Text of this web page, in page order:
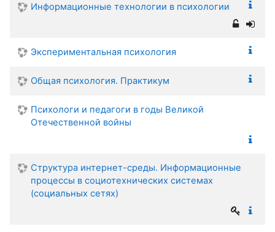
Информационные технологии в психологии
Экспериментальная психология
Общая психология. Практикум
Психологи и педагоги в годы Великой
Отечественной войны
Структура интернет-среды. Информационные
процессы в социотехнических системах
(социальных сетях)